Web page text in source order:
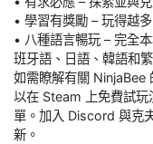
• 學習有獎勵 – 玩得越
• 八種語言暢玩 – 完全
班牙語、日語、韓語和
如需瞭解有關 NinjaBee
以在 Steam 上免費試玩
單。加入 Discord 與克
新。